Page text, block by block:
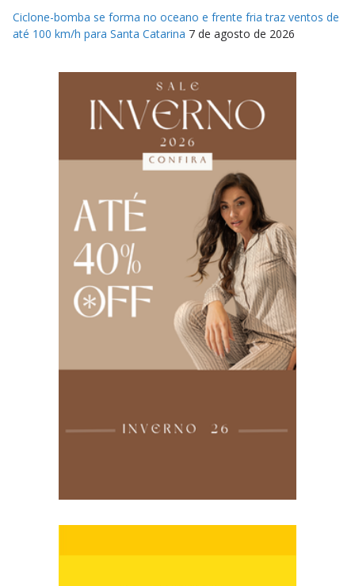
Ciclone-bomba se forma no oceano e frente fria traz ventos de
até 100 km/h para Santa Catarina 7 de agosto de 2026